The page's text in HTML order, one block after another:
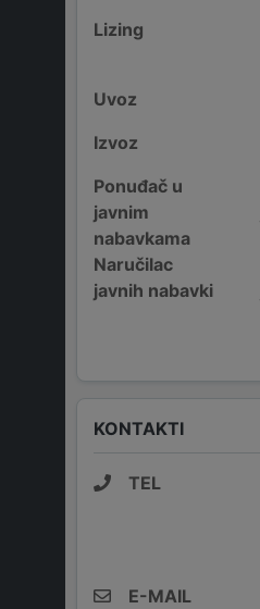
Lizing
Uvoz
Izvoz
Ponuđač u
javnim
nabavkama
Naručilac
javnih nabavki
KONTAKTI
TEL
E-MAIL